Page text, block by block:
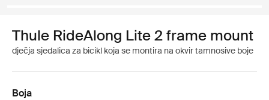
Thule RideAlong Lite 2 frame mount
dječja sjedalica za bicikl koja se montira na okvir tamnosive boje
Boja